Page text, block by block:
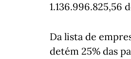
1.136.996.825,56
Da lista de
detém 25% das